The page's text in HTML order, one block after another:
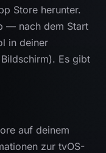
Store herunter.
— nach dem Start
in deiner
Es gibt
auf deinem
zur tvOS-